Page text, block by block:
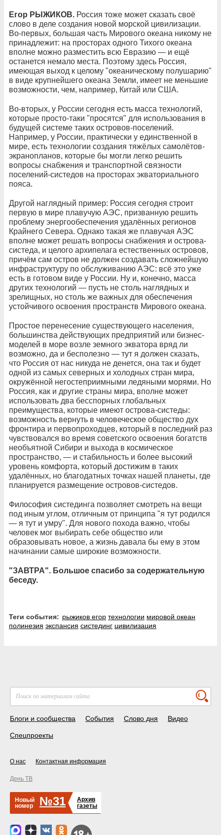
Егор РЫЖИКОВ. Россия тоже может сказать своё
слово в деле создания новой морской цивилизации.
Во-первых, большая часть Мирового океана никому не
принадлежит: на просторах одного Тихого океана
вполне можно разместить всю Евразию — и ещё
останется немало места. Поэтому здесь Россия,
имеющая выход к целому "океаническому полушарию"
в виде крупнейшего океана Земли, имеет не меньшие
возможности, чем, например, Китай или США.
Во-вторых, у России сегодня есть масса технологий,
которые просто-таки "просятся" для использования в
будущей системе таких островов-поселений.
Например, у России, практически у единственной в
мире, есть технологии создания тяжёлых самолётов-
экранопланов, которые бы могли легко решить
вопросы снабжения и транспортной связности
поселений-систедов на просторах экваториального
пояса.
Другой наглядный пример: Россия сегодня строит
первую в мире плавучую АЭС, призванную решить
проблему энергообеспечения удалённых регионов
Крайнего Севера. Однако такая же плавучая АЭС
вполне может решать вопросы снабжения и острова-
систеда, и целого архипелага естественных островов,
причём сам остров не должен создавать сложнейшую
инфраструктуру по обслуживанию АЭС: всё это уже
есть в готовом виде у России. Ну и, конечно, масса
других технологий — пусть не столь наглядных и
зрелищных, но столь же важных для обеспечения
устойчивого освоения пространств Мирового океана.
Простое перенесение существующего населения,
большинства действующих предприятий или бизнес-
моделей в море возле земного экватора вряд ли
возможно, да и бесполезно — тут я должен сказать,
что Россия от нас никуда не денется, она так и будет
одной из самых северных и холодных стран мира,
окружённой негостеприимными ледяными морями. Но
Россия, как и другие страны мира, вполне может
использовать два бесспорных глобальных
преимущества, которые имеют острова-систеды:
возможность вернуть в человеческое общество дух
фронтира и первопроходцев, который в последний раз
чувствовался во время советского освоения богатств
необъятной Сибири и выхода в космическое
пространство, — и стабильность и более высокий
уровень комфорта, который достижим в таких
удалённых, но благодатных точках нашей планеты, где
планируется размещение островов-систедов.
Философия систединга позволяет смотреть на вещи
под иным углом, отличным от принципа "я тут родился
— я тут и умру". Для нового похода важно, чтобы
человек мог выбирать себе общество или
образовывать новое, а жизнь давала бы ему в этом
начинании самые широкие возможности.
"ЗАВТРА". Большое спасибо за содержательную
беседу.
Теги события: рыжиков егор технологии мировой океан
полинезия экспансия систединг цивилизация
Блоги и сообщества События Слово дня Видео
Спецпроекты
О нас Контактная информация
День ТВ
Новый
номер
№31
Архив
газеты